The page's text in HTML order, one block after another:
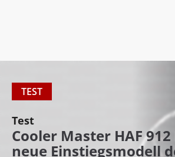
TEST
Test
Cooler Master HAF 912
neue Einstiegsmodell